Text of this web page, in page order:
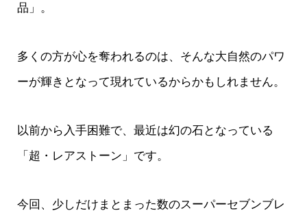
品」。
多くの方が心を奪われるのは、そんな大自然のパワ
ーが輝きとなって現れているからかもしれません。
以前から入手困難で、最近は幻の石となっている
「超・レアストーン」です。
今回、少しだけまとまった数のスーパーセブンブレ